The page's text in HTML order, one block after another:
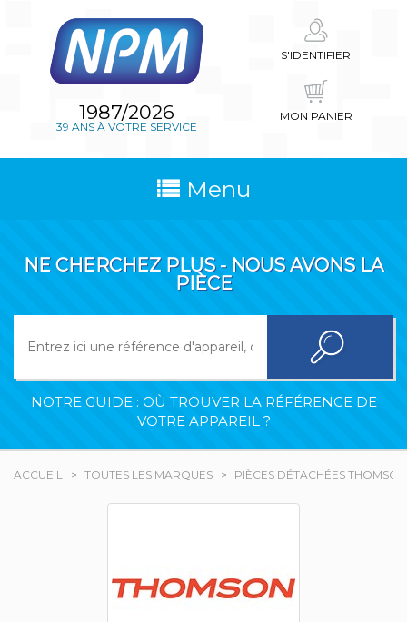
1987/2026
39 ANS À VOTRE SERVICE
S'IDENTIFIER
MON PANIER
Menu
NE CHERCHEZ PLUS - NOUS AVONS LA
PIÈCE
NOTRE GUIDE : OÙ TROUVER LA RÉFÉRENCE DE
VOTRE APPAREIL ?
ACCUEIL TOUTES LES MARQUES PIÈCES DÉTACHÉES THOMSON